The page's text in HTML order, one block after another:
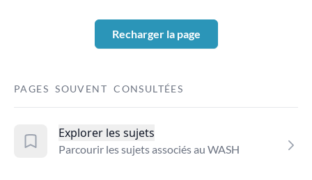
Recharger la page
PAGES SOUVENT CONSULTÉES
Explorer les sujets
Parcourir les sujets associés au WASH